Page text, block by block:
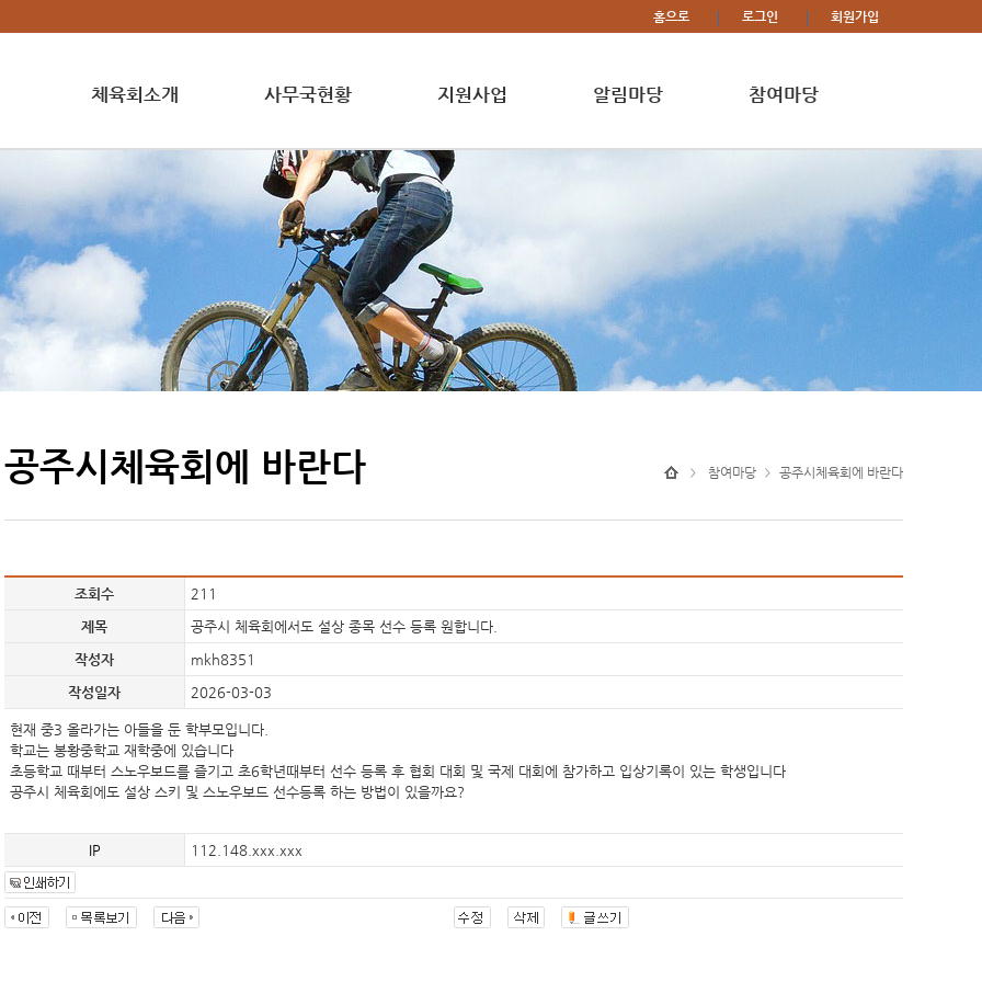
홈으로 로그인 회원가입
체육회소개 사무국현황 지원사업 알림마당 참여마당
공주시체육회에 바란다 > 참여마당 > 공주시체육회에 바란다
조회수
211
제목
공주시 체육회에서도 설상 종목 선수 등록 원합니다.
작성자
mkh8351
작성일자
2026-03-03
현재 중3 올라가는 아들을 둔 학부모입니다.
학교는 봉황중학교 재학중에 있습니다
초등학교 때부터 스노우보드를 즐기고 초6학년때부터 선수 등록 후 협회 대회 및 국제 대회에 참가하고 입상기록이 있는 학생입니다
공주시 체육회에도 설상 스키 및 스노우보드 선수등록 하는 방법이 있을까요?
IP 112.148.xxx.xxx